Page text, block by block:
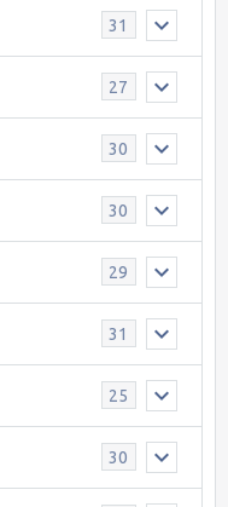
31
27
30
30
29
31
25
30